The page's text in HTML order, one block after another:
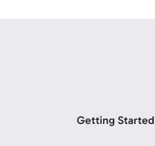
Getting Started